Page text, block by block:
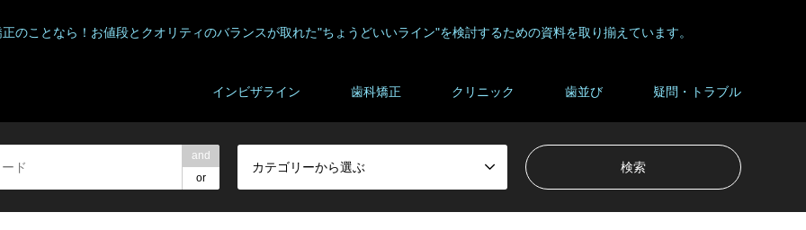
のことなら！お値段とクオリティのバランスが取れた"ちょうどいいライン"を検討するための資料を取り揃えています。
インビザライン 歯科矯正 クリニック 歯並び 疑問・トラブル
and
or
カテゴリーから選ぶ